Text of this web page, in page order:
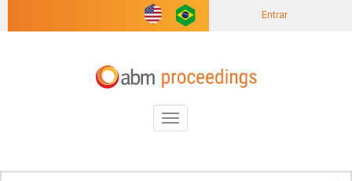
Entrar
Toggle
navigation